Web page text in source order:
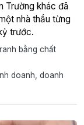
Trường khác đã
nhà thầu từng
trước.
bằng chất
doanh, doanh